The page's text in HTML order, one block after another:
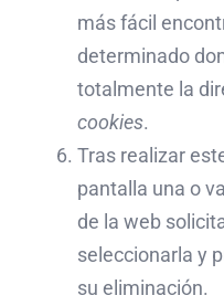
más fácil
determinado
totalmente la
cookies.
Tras realizar
pantalla una o
de la web
seleccionarla y
su eliminación.